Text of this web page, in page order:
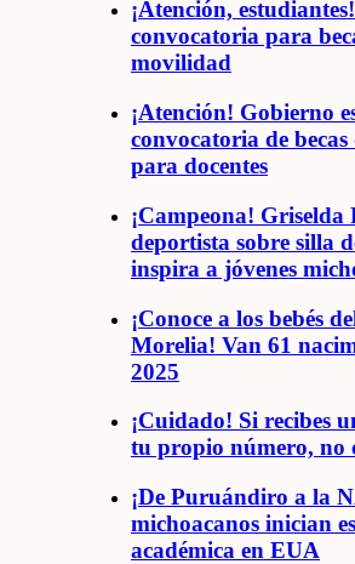
¡Atención,
convocatoria para
movilidad
¡Atención! Gobierno
convocatoria de
para docentes
¡Campeona! Griselda
deportista sobre silla
inspira a jóvenes
¡Conoce a los bebés
Morelia! Van 61
2025
¡Cuidado! Si recibes
tu propio número, no
¡De Puruándiro a la
michoacanos inician
académica en EUA